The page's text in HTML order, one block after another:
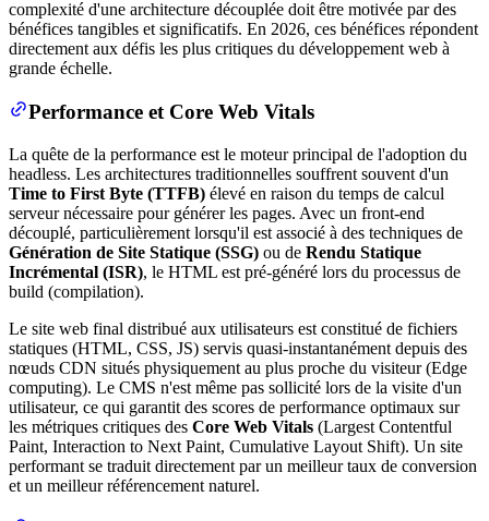
complexité d'une architecture découplée doit être motivée par des
bénéfices tangibles et significatifs. En 2026, ces bénéfices répondent
directement aux défis les plus critiques du développement web à
grande échelle.
Performance et Core Web Vitals
La quête de la performance est le moteur principal de l'adoption du
headless. Les architectures traditionnelles souffrent souvent d'un
Time to First Byte (TTFB) élevé en raison du temps de calcul
serveur nécessaire pour générer les pages. Avec un front-end
découplé, particulièrement lorsqu'il est associé à des techniques de
Génération de Site Statique (SSG) ou de Rendu Statique
Incrémental (ISR), le HTML est pré-généré lors du processus de
build (compilation).
Le site web final distribué aux utilisateurs est constitué de fichiers
statiques (HTML, CSS, JS) servis quasi-instantanément depuis des
nœuds CDN situés physiquement au plus proche du visiteur (Edge
computing). Le CMS n'est même pas sollicité lors de la visite d'un
utilisateur, ce qui garantit des scores de performance optimaux sur
les métriques critiques des Core Web Vitals (Largest Contentful
Paint, Interaction to Next Paint, Cumulative Layout Shift). Un site
performant se traduit directement par un meilleur taux de conversion
et un meilleur référencement naturel.